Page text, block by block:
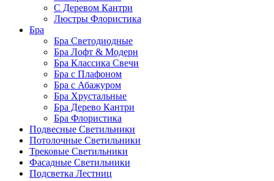
С Деревом Кантри
Люстры Флористика
Бра
Бра Светодиодные
Бра Лофт & Модерн
Бра Классика Свечи
Бра с Плафоном
Бра с Абажуром
Бра Хрустальные
Бра Дерево Кантри
Бра Флористика
Подвесные Светильники
Потолочные Светильники
Трековые Светильники
Фасадные Светильники
Подсветка Лестниц